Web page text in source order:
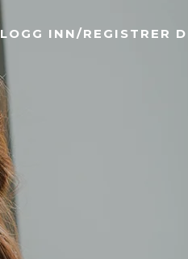
LOGG INN/REGISTRER